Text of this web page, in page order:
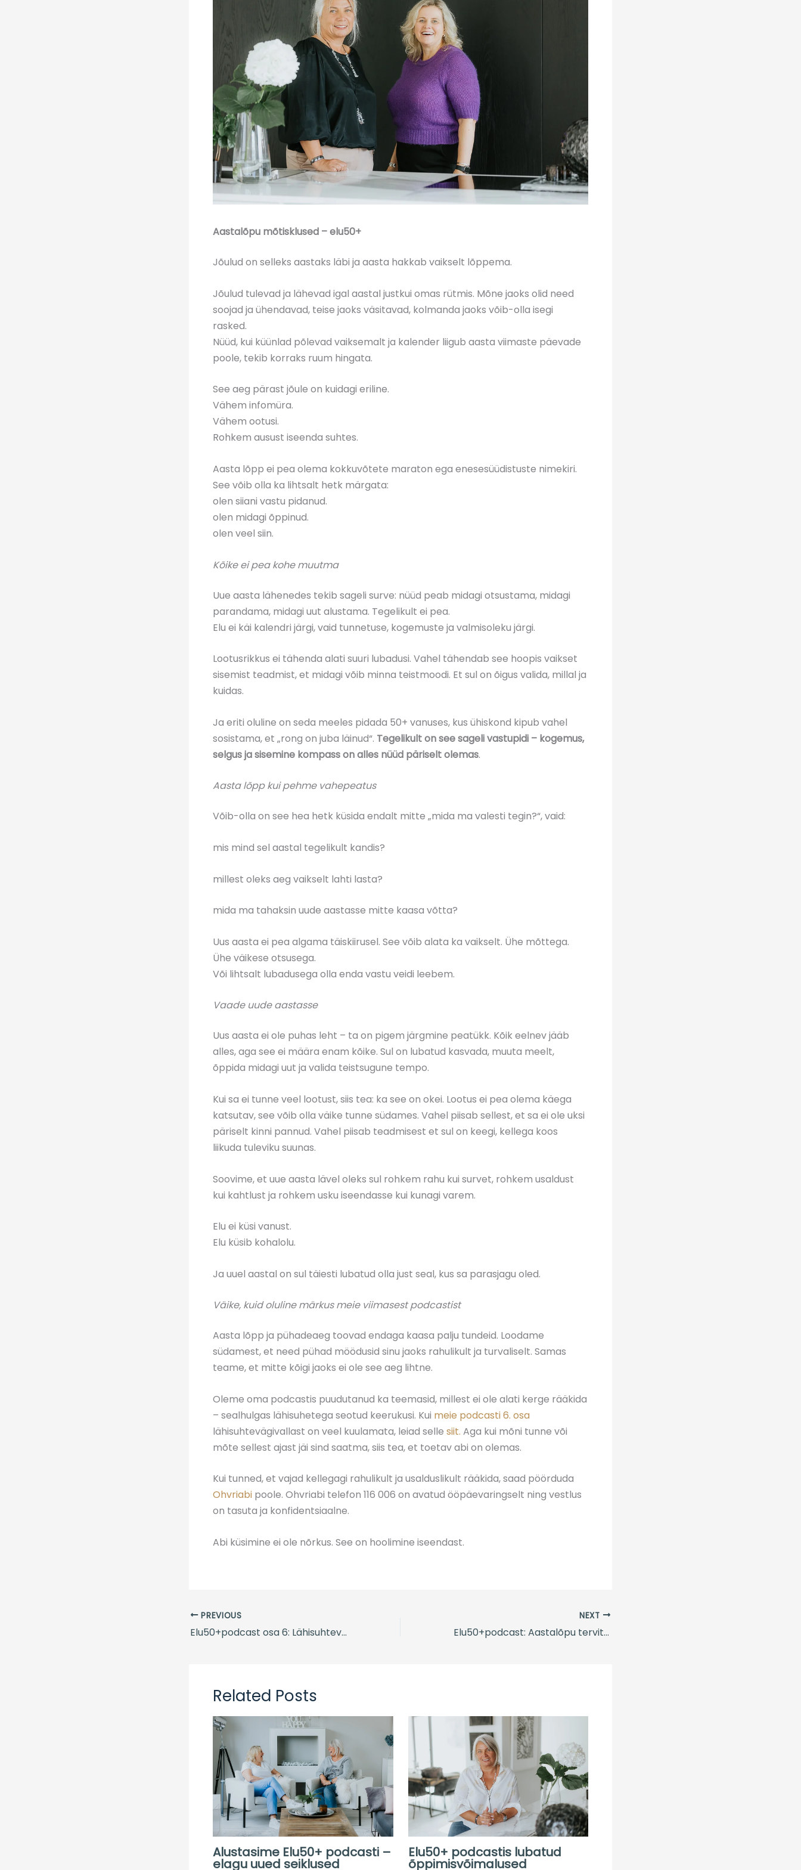
Aastalõpu mõtisklused – elu50+
Jõulud on selleks aastaks läbi ja aasta hakkab vaikselt lõppema.
Jõulud tulevad ja lähevad igal aastal justkui omas rütmis. Mõne jaoks olid need
soojad ja ühendavad, teise jaoks väsitavad, kolmanda jaoks võib-olla isegi
rasked.
Nüüd, kui küünlad põlevad vaiksemalt ja kalender liigub aasta viimaste päevade
poole, tekib korraks ruum hingata.
See aeg pärast jõule on kuidagi eriline.
Vähem infomüra.
Vähem ootusi.
Rohkem ausust iseenda suhtes.
Aasta lõpp ei pea olema kokkuvõtete maraton ega enesesüüdistuste nimekiri.
See võib olla ka lihtsalt hetk märgata:
olen siiani vastu pidanud.
olen midagi õppinud.
olen veel siin.
Kõike ei pea kohe muutma
Uue aasta lähenedes tekib sageli surve: nüüd peab midagi otsustama, midagi
parandama, midagi uut alustama. Tegelikult ei pea.
Elu ei käi kalendri järgi, vaid tunnetuse, kogemuste ja valmisoleku järgi.
Lootusrikkus ei tähenda alati suuri lubadusi. Vahel tähendab see hoopis vaikset
sisemist teadmist, et midagi võib minna teistmoodi. Et sul on õigus valida, millal ja
kuidas.
Ja eriti oluline on seda meeles pidada 50+ vanuses, kus ühiskond kipub vahel
sosistama, et „rong on juba läinud“. Tegelikult on see sageli vastupidi – kogemus,
selgus ja sisemine kompass on alles nüüd päriselt olemas.
Aasta lõpp kui pehme vahepeatus
Võib-olla on see hea hetk küsida endalt mitte „mida ma valesti tegin?“, vaid:
mis mind sel aastal tegelikult kandis?
millest oleks aeg vaikselt lahti lasta?
mida ma tahaksin uude aastasse mitte kaasa võtta?
Uus aasta ei pea algama täiskiirusel. See võib alata ka vaikselt. Ühe mõttega.
Ühe väikese otsusega.
Või lihtsalt lubadusega olla enda vastu veidi leebem.
Vaade uude aastasse
Uus aasta ei ole puhas leht – ta on pigem järgmine peatükk. Kõik eelnev jääb
alles, aga see ei määra enam kõike. Sul on lubatud kasvada, muuta meelt,
õppida midagi uut ja valida teistsugune tempo.
Kui sa ei tunne veel lootust, siis tea: ka see on okei. Lootus ei pea olema käega
katsutav, see võib olla väike tunne südames. Vahel piisab sellest, et sa ei ole uksi
päriselt kinni pannud. Vahel piisab teadmisest et sul on keegi, kellega koos
liikuda tuleviku suunas.
Soovime, et uue aasta lävel oleks sul rohkem rahu kui survet, rohkem usaldust
kui kahtlust ja rohkem usku iseendasse kui kunagi varem.
Elu ei küsi vanust.
Elu küsib kohalolu.
Ja uuel aastal on sul täiesti lubatud olla just seal, kus sa parasjagu oled.
Väike, kuid oluline märkus meie viimasestpodcastist
Aasta lõpp ja pühadeaeg toovad endaga kaasa palju tundeid. Loodame
südamest, et need pühad möödusid sinu jaoks rahulikult ja turvaliselt. Samas
teame, et mitte kõigi jaoks ei ole see aeg lihtne.
Oleme oma podcastis puudutanud ka teemasid, millest ei ole alati kerge rääkida
– sealhulgas lähisuhetega seotud keerukusi. Kui meie podcasti 6. osa
lähisuhtevägivallast on veel kuulamata, leiad selle siit. Aga kui mõni tunne või
mõte sellest ajast jäi sind saatma, siis tea, et toetav abi on olemas.
Kui tunned, et vajad kellegagi rahulikult ja usalduslikult rääkida, saad pöörduda
Ohvriabi poole. Ohvriabi telefon 116 006 on avatud ööpäevaringselt ning vestlus
on tasuta ja konfidentsiaalne.
Abi küsimine ei ole nõrkus. See on hoolimine iseendast.
PREVIOUS
Elu50+podcast osa 6: Lähisuhtevägivald- kuidas ära tunda ja aidata. Külas Merli Kaunissaar
NEXT
Elu50+podcast: Aastalõpu tervitus Urmelt ja Kirstilt
Related Posts
Alustasime Elu50+ podcasti –
elagu uued seiklused
Elu50+ podcastis lubatud
õppimisvõimalused